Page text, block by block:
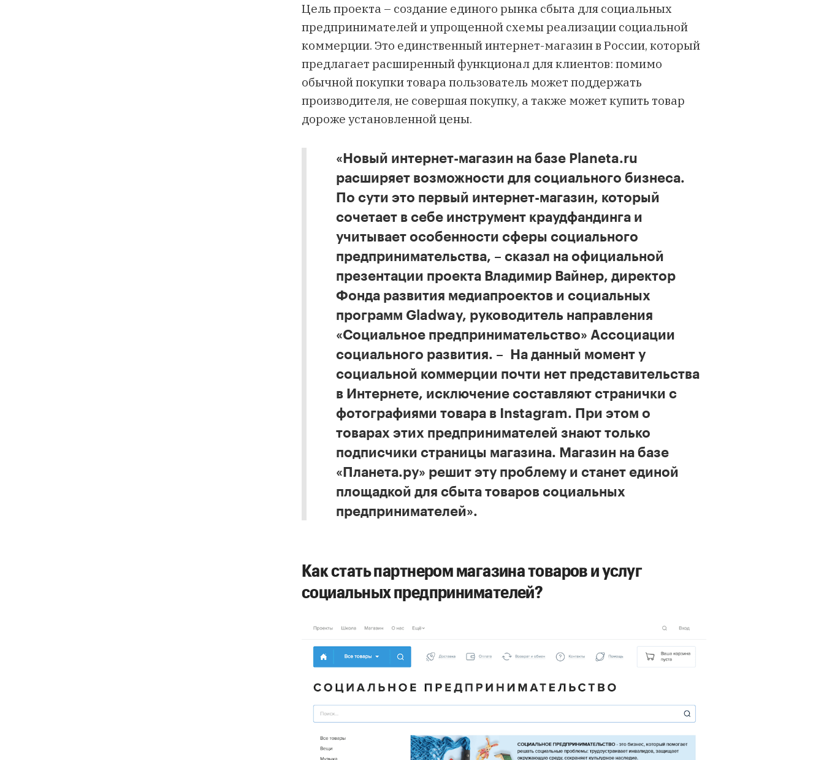
Цель проекта – создание единого рынка сбыта для социальных
предпринимателей и упрощенной схемы реализации социальной
коммерции. Это единственный интернет-магазин в России, который
предлагает расширенный функционал для клиентов: помимо
обычной покупки товара пользователь может поддержать
производителя, не совершая покупку, а также может купить товар
дороже установленной цены.
«Новый интернет-магазин на базе Planeta.ru
расширяет возможности для социального бизнеса.
По сути это первый интернет-магазин, который
сочетает в себе инструмент краудфандинга и
учитывает особенности сферы социального
предпринимательства, – сказал на официальной
презентации проекта Владимир Вайнер, директор
Фонда развития медиапроектов и социальных
программ Gladway, руководитель направления
«Социальное предпринимательство» Ассоциации
социального развития. – На данный момент у
социальной коммерции почти нет представительства
в Интернете, исключение составляют странички с
фотографиями товара в Instagram. При этом о
товарах этих предпринимателей знают только
подписчики страницы магазина. Магазин на базе
«Планета.ру» решит эту проблему и станет единой
площадкой для сбыта товаров социальных
предпринимателей».
Как стать партнером магазина товаров и услуг
социальных предпринимателей?